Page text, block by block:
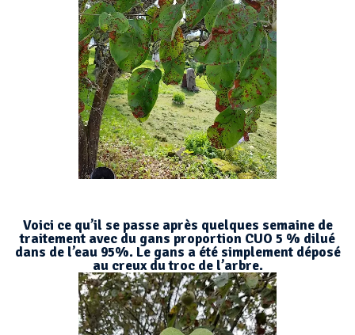
Voici ce qu’il se passe après quelques semaine de
traitement avec du gans proportion CUO 5 % dilué
dans de l’eau 95%. Le gans a été simplement déposé
au creux du troc de l’arbre.